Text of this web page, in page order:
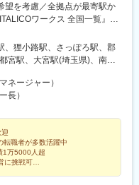
プホーム、通所介護、生活介
看護・介護等
手がけております。
5,000名の規模で、医療・介
ます。 ここ数年で飛躍的に
大きく成長していることを
こそ、「会社のこれから」を
じられる環境です。
スケア事業を通して、地域
望を考慮／全拠点が最寄駅か
ワークス 全国一覧』の
：札幌、函館■福島県：福
さいたま、和光、所沢、越
船橋、松戸、市原■東京都：
浜松、富士■愛知県：名古
田、岡崎■新潟県：新潟■富
福山■熊本県：熊本■福岡県：
未確定）の拠点もございま
点（ご希望エリア内）での
策：屋内全面禁煙★全国に拠
ットで、拠点を超えて相談
、狸小路駅、さっぽろ駅、郡
宮駅、大宮駅(埼玉県)、南与
錦糸町駅、岩本町駅、日暮
駅、亀有駅、新小岩駅、向原
京王八王子駅、三鷹駅、府
センター南駅、新横浜駅、関
、川崎駅、二俣川駅、本厚
の内駅(愛知県)、名鉄名古屋
、藤が丘駅(愛知県)、八事駅、
ネージャー）
長）
職者が多数活躍中
1万5000人超
に挑戦可